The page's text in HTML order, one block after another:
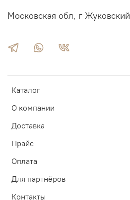
Каталог
О компании
Доставка
Прайс
Оплата
Для партнёров
Контакты
Московская обл, г Жуковский